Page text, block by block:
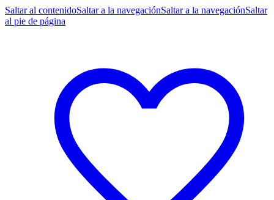
Saltar al contenidoSaltar a la navegaciónSaltar a la navegaciónSaltar
al pie de página